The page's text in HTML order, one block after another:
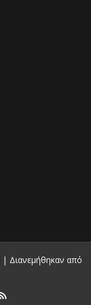
| Διανεμήθηκαν από